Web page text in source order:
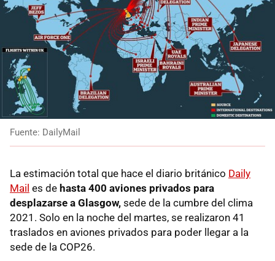
Fuente: DailyMail
La estimación total que hace el diario británico Daily
Mail es de hasta 400 aviones privados para
desplazarse a Glasgow, sede de la cumbre del clima
2021. Solo en la noche del martes, se realizaron 41
traslados en aviones privados para poder llegar a la
sede de la COP26.